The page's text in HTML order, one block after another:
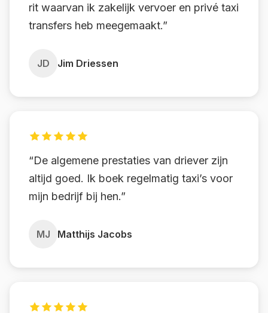
rit waarvan ik zakelijk vervoer en privé taxi
transfers heb meegemaakt.”
JD Jim Driessen
“De algemene prestaties van driever zijn
altijd goed. Ik boek regelmatig taxi’s voor
mijn bedrijf bij hen.”
MJ Matthijs Jacobs